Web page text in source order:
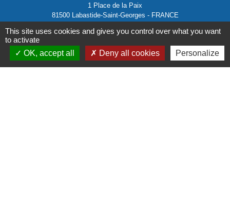
1 Place de la Paix
81500 Labastide-Saint-Georges - FRANCE
This site uses cookies and gives you control over what you want
to activate
OK, accept all
Deny all cookies Personalize